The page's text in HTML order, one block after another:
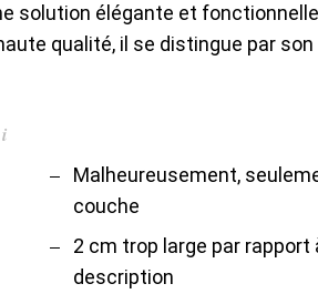
solution élégante et
qualité, il se distingue par son
i
Malheureusement,
couche
2 cm trop large par rapport
description